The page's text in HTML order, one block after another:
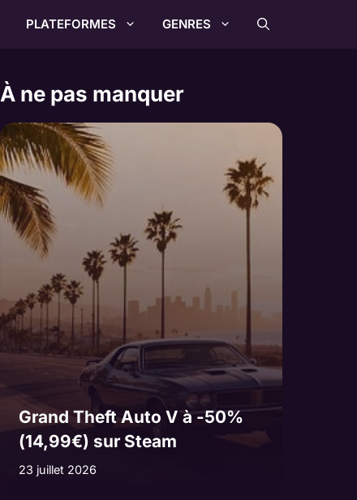
PLATEFORMES GENRES
À ne pas manquer
Grand Theft Auto V à -50%
(14,99€) sur Steam
23 juillet 2026